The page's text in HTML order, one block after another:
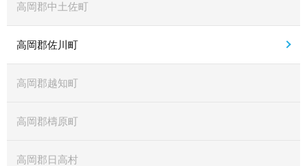
高岡郡中土佐町
高岡郡佐川町
高岡郡越知町
高岡郡檮原町
高岡郡日高村